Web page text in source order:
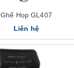
Ghế Họp GL407
Liên hệ